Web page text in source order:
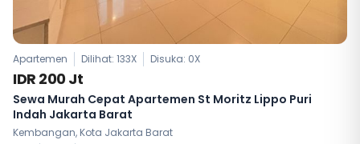
Apartemen Dilihat: 133X Disuka: 0X
IDR 200 Jt
Sewa Murah Cepat Apartemen St Moritz Lippo Puri
Indah Jakarta Barat
Kembangan, Kota Jakarta Barat